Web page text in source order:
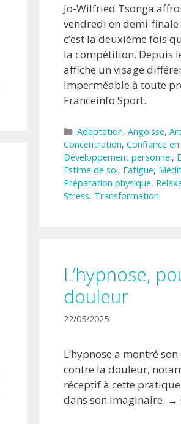
Jo-Wilfried Tsonga
vendredi en demi-finale
c’est la deuxième fois
la compétition. Depuis
affiche un visage
imperméable à toute
Franceinfo Sport.
Catégories
Adaptation, Angoisse,
Concentration, Confiance en
Développement personnel,
Estime de soi, Fatigue,
Préparation physique,
Stress, Transformation
L’hypnose,
douleur
22/05/2025
L’hypnose a montré
contre la douleur,
réceptif à cette
dans son imaginaire. →